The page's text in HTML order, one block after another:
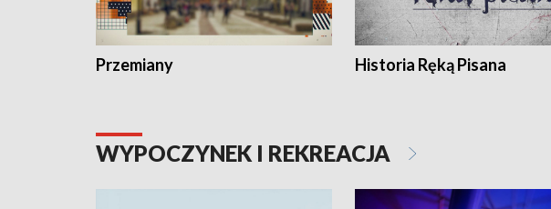
Przemiany Historia Ręką Pisana
WYPOCZYNEK I REKREACJA